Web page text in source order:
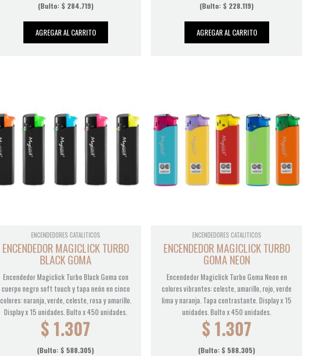
(Bulto: $ 284.719)
AGREGAR AL CARRITO
(Bulto: $ 228.119)
AGREGAR AL CARRITO
ENCENDEDORES CATALITICOS
ENCENDEDOR MAGICLICK TURBO
BLACK GOMA
Encendedor Magiclick Turbo Black Goma con
cuerpo negro soft touch y tapa neón en cinco
colores: naranja, verde, celeste, rosa y amarillo.
Display x 15 unidades. Bulto x 450 unidades.
$ 1.307
(Bulto: $ 588.305)
ENCENDEDORES CATALITICOS
ENCENDEDOR MAGICLICK TURBO
GOMA NEON
Encendedor Magiclick Turbo Goma Neon en
colores vibrantes: celeste, amarillo, rojo, verde
lima y naranja. Tapa contrastante. Display x 15
unidades. Bulto x 450 unidades.
$ 1.307
(Bulto: $ 588.305)